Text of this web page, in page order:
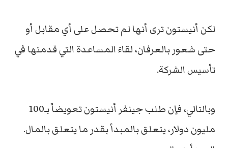
لكن أنيستون ترى أنها لم تحصل على أي مقابل أو
حتى شعور بالعرفان، لقاءَ المساعدة التي قدمتها في
تأسيس الشركة.
وبالتالي، فإن طلب جينفر أنيستون تعويضاً بـ100
مليون دولار، يتعلق بالمبدأ بقدر ما يتعلق بالمال.